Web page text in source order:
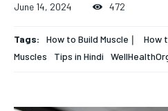
June 14, 2024 472
Tags: How to Build Muscle❘
How
Muscles
Tips in Hindi